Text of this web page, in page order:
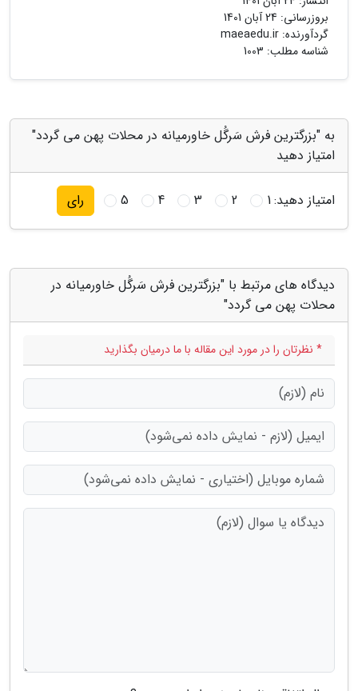
بروزرسانی: 24 آبان 1401
گردآورنده: maeaedu.ir
شناسه مطلب: 1003
به "بزرگترین فرش سَرگُل خاورمیانه در محلات پهن می گردد"
امتیاز دهید
امتیاز دهید:1
2
3
4
5 رای
دیدگاه های مرتبط با "بزرگترین فرش سَرگُل خاورمیانه در
محلات پهن می گردد"
* نظرتان را در مورد این مقاله با ما درمیان بگذارید